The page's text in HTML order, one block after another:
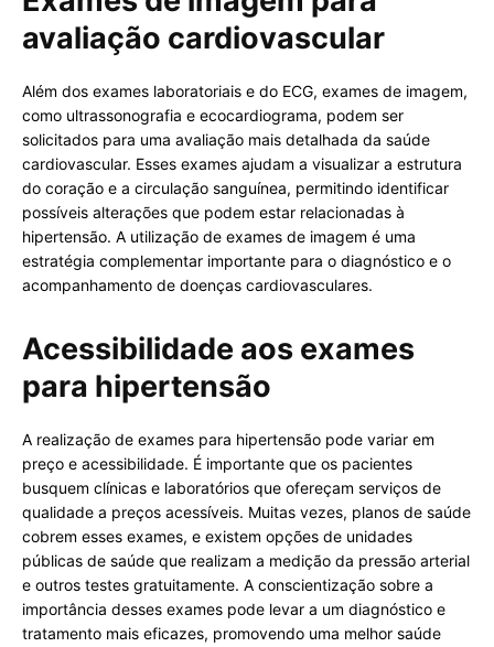
avaliação cardiovascular
Além dos exames laboratoriais e do ECG, exames de imagem,
como ultrassonografia e ecocardiograma, podem ser
solicitados para uma avaliação mais detalhada da saúde
cardiovascular. Esses exames ajudam a visualizar a estrutura
do coração e a circulação sanguínea, permitindo identificar
possíveis alterações que podem estar relacionadas à
hipertensão. A utilização de exames de imagem é uma
estratégia complementar importante para o diagnóstico e o
acompanhamento de doenças cardiovasculares.
Acessibilidade aos exames
para hipertensão
A realização de exames para hipertensão pode variar em
preço e acessibilidade. É importante que os pacientes
busquem clínicas e laboratórios que ofereçam serviços de
qualidade a preços acessíveis. Muitas vezes, planos de saúde
cobrem esses exames, e existem opções de unidades
públicas de saúde que realizam a medição da pressão arterial
e outros testes gratuitamente. A conscientização sobre a
importância desses exames pode levar a um diagnóstico e
tratamento mais eficazes, promovendo uma melhor saúde